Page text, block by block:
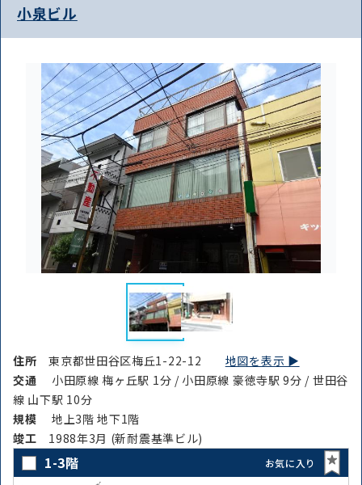
小泉ビル
住所東京都世田谷区梅丘1-22-12 地図を表示 ▶︎
交通
小田原線 梅ヶ丘駅 1分 / 小田原線 豪徳寺駅 9分 / 世田谷
線 山下駅 10分
規模
地上3階 地下1階
竣⼯ 1988年3月 (新耐震基準ビル)
1-3階 お気に入り